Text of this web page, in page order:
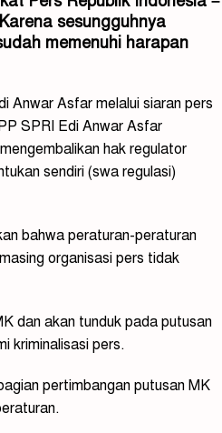
sesungguhnya
memenuhi harapan
Anwar Asfar melalui siaran pers
SPRI Edi Anwar Asfar
hak regulator
sendiri (swa regulasi)
bahwa peraturan-peraturan
organisasi pers tidak
dan akan tunduk pada putusan
kriminalisasi pers.
pertimbangan putusan MK